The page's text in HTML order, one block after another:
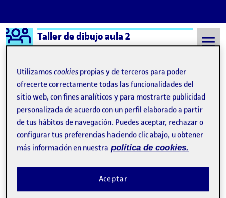
Saltar al contenido
Logo Ágora
Taller de dibujo aula 2
Semestre 20212 - Aula 2 22 Febrero, 2022
22 Febrero, 2022
Experimentando.
Publicado por
Elisabeth Medina de Brito
Fecha de publicación
-1 comentario
Utilizamoscookies propias y de terceros para poder
ofrecerte correctamente todas las funcionalidades del
sitio web, con fines analíticos y para mostrarte publicidad
personalizada de acuerdo con un perfil elaborado a partir
de tus hábitos de navegación. Puedes aceptar, rechazar o
configurar tus preferencias haciendo clic abajo, u obtener
más información en nuestra política de cookies.
Aceptar